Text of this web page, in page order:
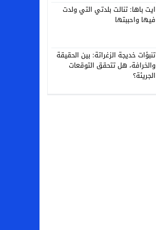
ايت باها: تنالت بلدتي التي ولدت
فيها واحببتها
تنبؤات خديجة الزغراتة: بين الحقيقة
والخرافة، هل تتحقق التوقعات
الجريئة؟